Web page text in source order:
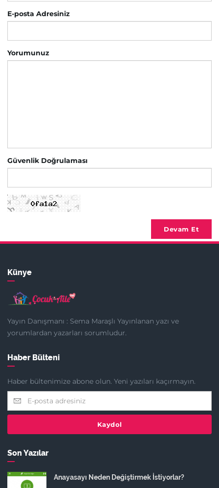
E-posta Adresiniz
Yorumunuz
Güvenlik Doğrulaması
Devam Et
Künye
Yayın Danışmanı : Sema Maraşlı Yayınlanan yazı ve
yorumlardan yazarları sorumludur.
Haber Bülteni
Haber bültenimize abone olun. Yeni yazıları kaçırmayın.
Kaydol
Son Yazılar
Anayasayı Neden Değiştirmek İstiyorlar?